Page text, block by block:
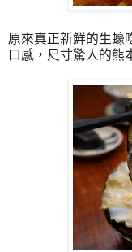
原來真正新鮮的生蠔
口感，尺寸驚人的熊